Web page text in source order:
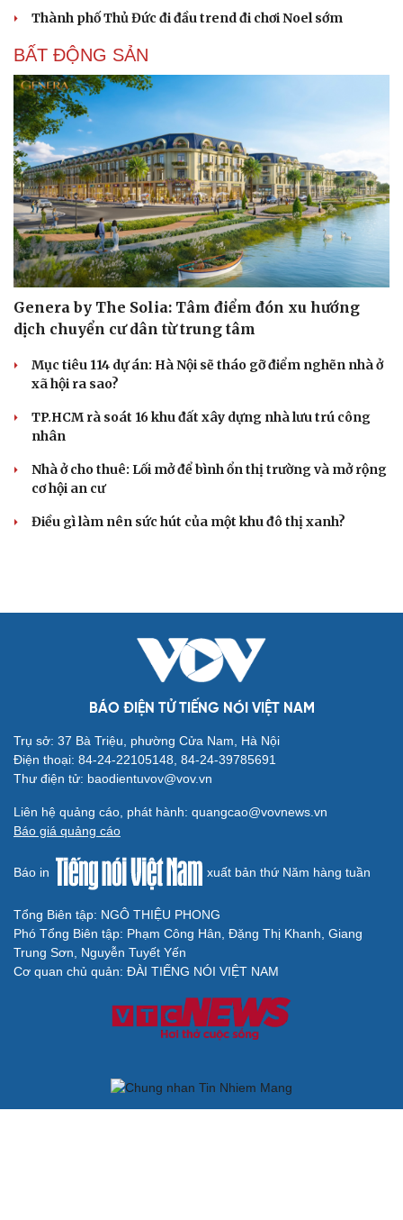
Cải chính
Thành phố Thủ Đức đi đầu trend đi chơi Noel sớm
BẤT ĐỘNG SẢN
Genera by The Solia: Tâm điểm đón xu hướng
dịch chuyển cư dân từ trung tâm
Mục tiêu 114 dự án: Hà Nội sẽ tháo gỡ điểm nghẽn nhà ở
xã hội ra sao?
TP.HCM rà soát 16 khu đất xây dựng nhà lưu trú công
nhân
Nhà ở cho thuê: Lối mở để bình ổn thị trường và mở rộng
cơ hội an cư
Điều gì làm nên sức hút của một khu đô thị xanh?
BÁO ĐIỆN TỬ TIẾNG NÓI VIỆT NAM
Trụ sở: 37 Bà Triệu, phường Cửa Nam, Hà Nội
Điện thoại: 84-24-22105148, 84-24-39785691
Thư điện tử: baodientuvov@vov.vn
Liên hệ quảng cáo, phát hành: quangcao@vovnews.vn
Báo giá quảng cáo
Báo in xuất bản thứ Năm hàng tuần
Tổng Biên tập: NGÔ THIỆU PHONG
Phó Tổng Biên tập: Phạm Công Hân, Đặng Thị Khanh, Giang
Trung Sơn, Nguyễn Tuyết Yến
Cơ quan chủ quản: ĐÀI TIẾNG NÓI VIỆT NAM